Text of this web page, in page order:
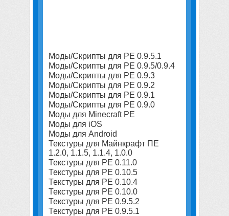
Моды/Скрипты для PE 0.9.5.1
Моды/Скрипты для PE 0.9.5/0.9.4
Моды/Скрипты для PE 0.9.3
Моды/Скрипты для PE 0.9.2
Моды/Скрипты для PE 0.9.1
Моды/Скрипты для PE 0.9.0
Моды для Minecraft PE
Моды для iOS
Моды для Android
Текстуры для Майнкрафт ПЕ
1.2.0, 1.1.5, 1.1.4, 1.0.0
Текстуры для PE 0.11.0
Текстуры для PE 0.10.5
Текстуры для PE 0.10.4
Текстуры для PE 0.10.0
Текстуры для PE 0.9.5.2
Текстуры для PE 0.9.5.1